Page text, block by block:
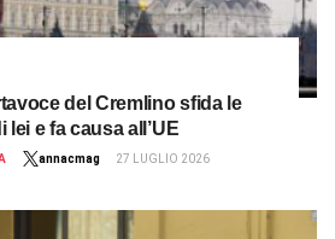
del Cremlino sfida le
e fa causa all’UE
annacmag 27 LUGLIO 2026